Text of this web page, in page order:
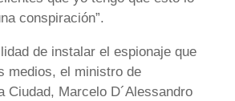
conspiración”.
de instalar el espionaje que
medios, el ministro de
Ciudad, Marcelo D´Alessandro